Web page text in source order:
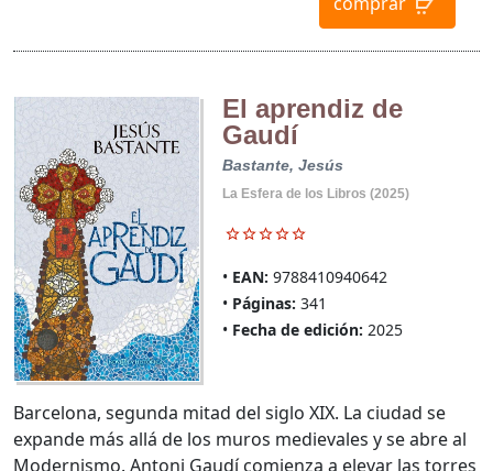
El aprendiz de
Gaudí
Bastante, Jesús
La Esfera de los Libros (2025)
EAN: 9788410940642
Páginas: 341
Fecha de edición: 2025
Barcelona, segunda mitad del siglo XIX. La ciudad se
expande más allá de los muros medievales y se abre al
Modernismo. Antoni Gaudí comienza a elevar las torres